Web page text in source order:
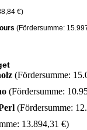
€)
(Fördersumme:
(Fördersumme:
(Fördersumme:
(Fördersumme:
13.894,31 €)